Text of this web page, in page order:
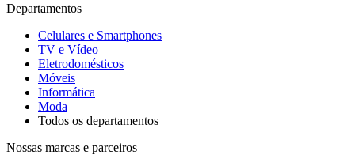
Departamentos
Celulares e Smartphones
TV e Vídeo
Eletrodomésticos
Móveis
Informática
Moda
Todos os departamentos
Nossas marcas e parceiros